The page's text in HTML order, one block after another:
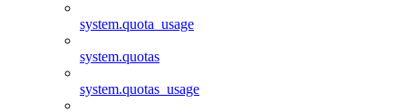
system.quota_usage
system.quotas
system.quotas_usage